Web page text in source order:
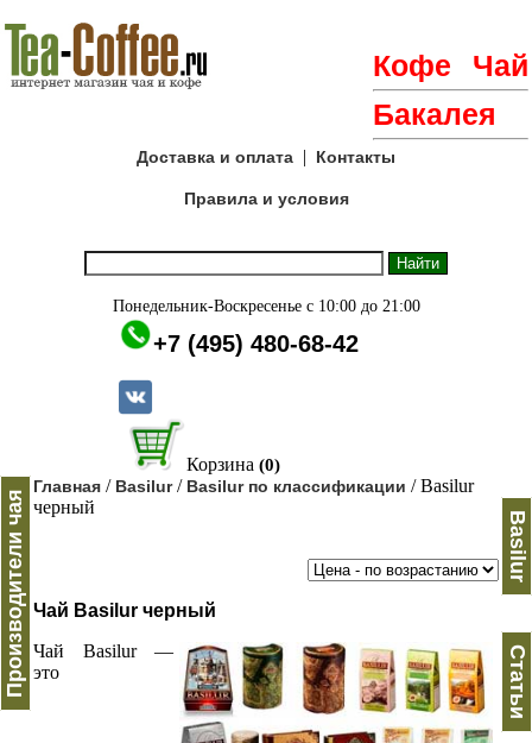
Кофе
Чай
Бакалея
Доставка и оплата | Контакты
Правила и условия
Понедельник-Воскресенье с 10:00 до 21:00
+7 (495) 480-68-42
Корзина (0)
Производители чая
Главная / Basilur/ Basilur по классификации / Basilur
черный
Чай Basilur черный
Чай Basilur —
это
Basilur
Статьи